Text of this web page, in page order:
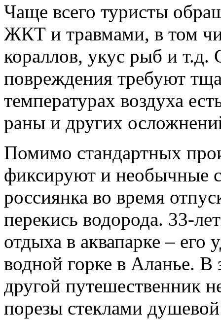
Чаще всего туристы
ЖКТ и травмами, в том
кораллов, укус рыб и
повреждения требуют
температурах воздуха
раны и других
Помимо стандартных
фиксируют и необычные
россиянка во время
перекись водорода. 33-
отдыха в аквапарке – его
водной горке в Аланье. В
другой путешественник
порезы стеклами